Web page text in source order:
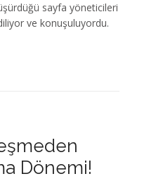
sayfa yöneticileri
ve konuşuluyordu.
Dönemi!